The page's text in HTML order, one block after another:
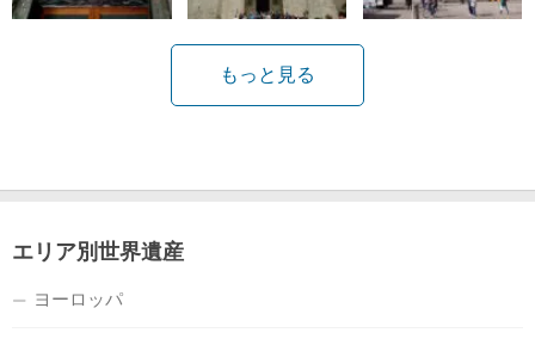
もっと見る
エリア別世界遺産
ヨーロッパ